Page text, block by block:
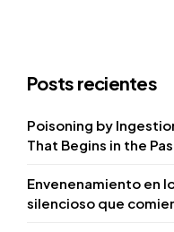
Posts recientes
Poisoning by
That Begins in the
Envenenamiento en
silencioso que